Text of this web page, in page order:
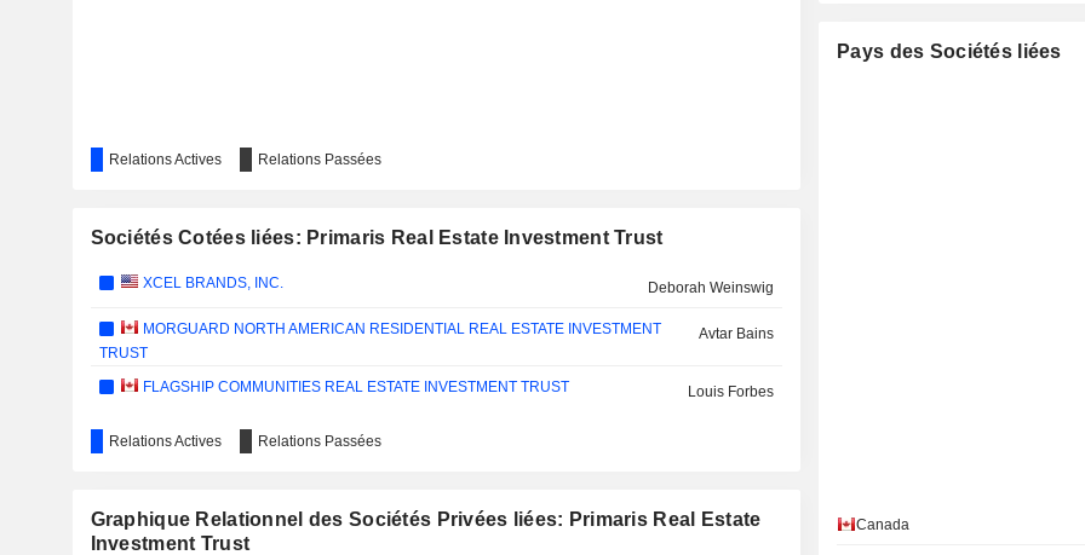
Relations Actives Relations Passées
Sociétés Cotées liées: Primaris Real Estate Investment Trust
XCEL BRANDS, INC. Deborah Weinswig
MORGUARD NORTH AMERICAN RESIDENTIAL REAL ESTATE INVESTMENT
TRUST
Avtar Bains
FLAGSHIP COMMUNITIES REAL ESTATE INVESTMENT TRUST Louis Forbes
Relations Actives Relations Passées
Graphique Relationnel des Sociétés Privées liées: Primaris Real Estate
Investment Trust
Pays des Sociétés liées
Canada